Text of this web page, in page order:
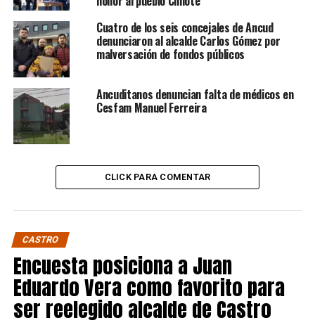
Cuatro de los seis concejales de Ancud
denunciaron al alcalde Carlos Gómez por
malversación de fondos públicos
Ancuditanos denuncian falta de médicos en
Cesfam Manuel Ferreira
CLICK PARA COMENTAR
CASTRO
Encuesta posiciona a Juan
Eduardo Vera como favorito para
ser reelegido alcalde de Castro